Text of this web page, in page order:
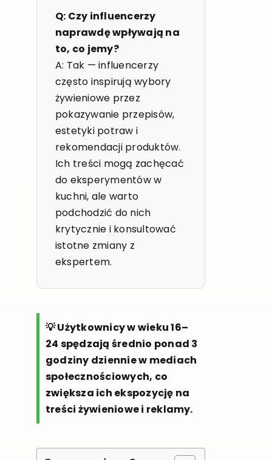
Q: Czy influencerzy
naprawdę wpływają na
to, co jemy?
A: Tak — influencerzy
często inspirują wybory
żywieniowe przez
pokazywanie przepisów,
estetyki potraw i
rekomendacji produktów.
Ich treści mogą zachęcać
do eksperymentów w
kuchni, ale warto
podchodzić do nich
krytycznie i konsultować
istotne zmiany z
ekspertem.
💡 Użytkownicy w wieku 16–
24 spędzają średnio ponad 3
godziny dziennie w mediach
społecznościowych, co
zwiększa ich ekspozycję na
treści żywieniowe i reklamy.